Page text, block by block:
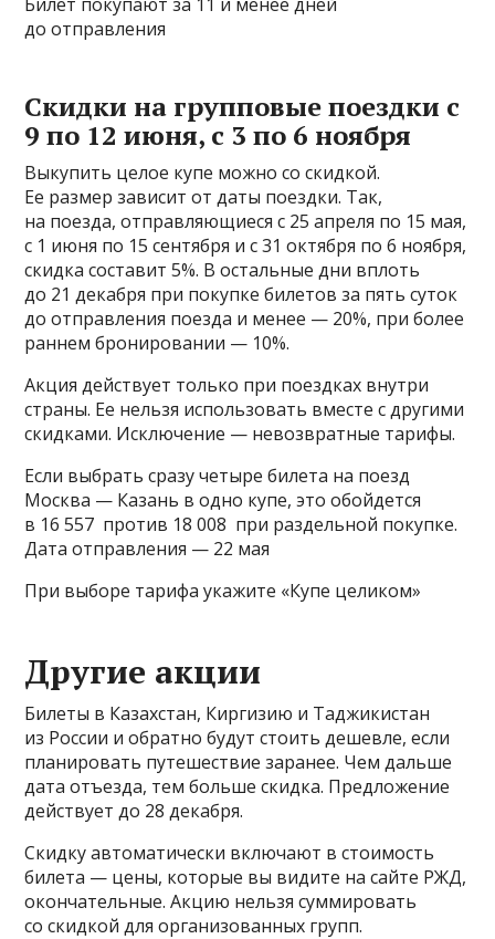
до отправления
Скидки на групповые поездки с
9 по 12 июня, с 3 по 6 ноября
Выкупить целое купе можно со скидкой.
Ее размер зависит от даты поездки. Так,
на поезда, отправляющиеся с 25 апреля по 15 мая,
с 1 июня по 15 сентября и с 31 октября по 6 ноября,
скидка составит 5%. В остальные дни вплоть
до 21 декабря при покупке билетов за пять суток
до отправления поезда и менее — 20%, при более
раннем бронировании — 10%.
Акция действует только при поездках внутри
страны. Ее нельзя использовать вместе с другими
скидками. Исключение — невозвратные тарифы.
Если выбрать сразу четыре билета на поезд
Москва — Казань в одно купе, это обойдется
в 16 557 против 18 008 при раздельной покупке.
Дата отправления — 22 мая
При выборе тарифа укажите «Купе целиком»
Другие акции
Билеты в Казахстан, Киргизию и Таджикистан
из России и обратно будут стоить дешевле, если
планировать путешествие заранее. Чем дальше
дата отъезда, тем больше скидка. Предложение
действует до 28 декабря.
Скидку автоматически включают в стоимость
билета — цены, которые вы видите на сайте РЖД,
окончательные. Акцию нельзя суммировать
со скидкой для организованных групп.